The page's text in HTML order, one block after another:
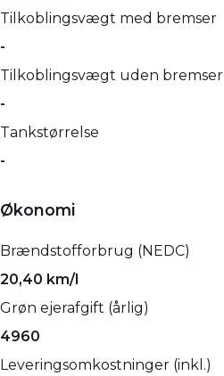
Tilkoblingsvægt med bremser
-
Tilkoblingsvægt uden bremser
-
Tankstørrelse
-
Økonomi
Brændstofforbrug (NEDC)
20,40 km/l
Grøn ejerafgift (årlig)
4960
Leveringsomkostninger (inkl.)